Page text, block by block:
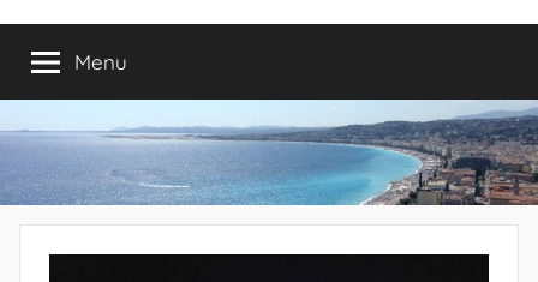
Menu